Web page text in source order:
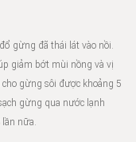
gừng đã thái lát vào nồi.
giảm bớt mùi nồng và vị
gừng sôi được khoảng 5
gừng qua nước lạnh
lần nữa.